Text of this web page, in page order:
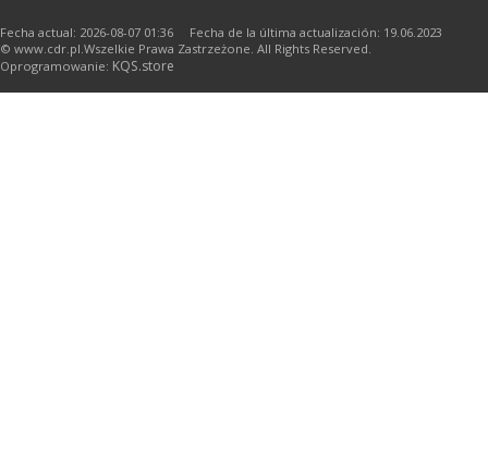
Fecha actual: 2026-08-07 01:36 Fecha de la última actualización: 19.06.2023
© www.cdr.pl.Wszelkie Prawa Zastrzeżone. All Rights Reserved.
Oprogramowanie: KQS.store